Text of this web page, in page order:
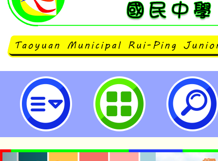
neilrpjhstyc網站設計者：徐嘉